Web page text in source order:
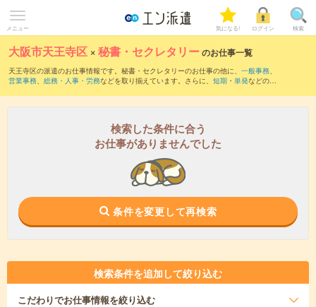
メニュー 気になる! ログイン 検索
大阪市天王寺区 ×秘書・セクレタリーのお仕事一覧
天王寺区の派遣のお仕事情報です。秘書・セクレタリーのお仕事の他に、 一般事務、
営業事務、 総務・人事・労務などを取り揃えています。さらに、 短期 ・ 単発などの期
検索した条件に合う
お仕事がありませんでした
条件を変更して再検索
検索条件を追加して絞り込む
こだわりでお仕事情報を絞り込む